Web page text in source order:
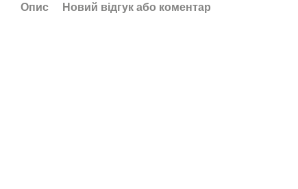
Опис Новий відгук або коментар